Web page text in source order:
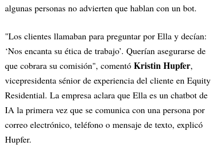
algunas personas no advierten que hablan con un bot.
"Los clientes llamaban para preguntar por Ella y decían:
‘Nos encanta su ética de trabajo’. Querían asegurarse de
que cobrara su comisión", comentó Kristin Hupfer,
vicepresidenta sénior de experiencia del cliente en Equity
Residential. La empresa aclara que Ella es un chatbot de
IA la primera vez que se comunica con una persona por
correo electrónico, teléfono o mensaje de texto, explicó
Hupfer.